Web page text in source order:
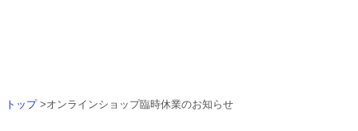
トップ>オンラインショップ臨時休業のお知らせ